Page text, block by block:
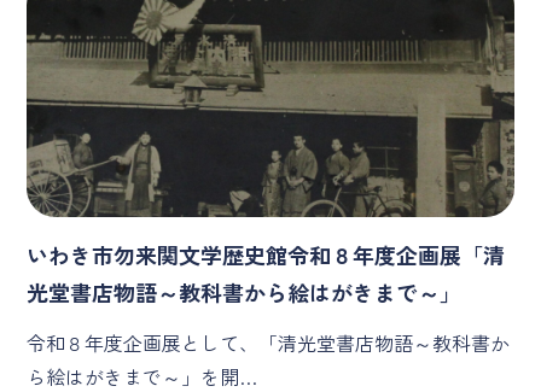
いわき市勿来関文学歴史館令和８年度企画展「清
光堂書店物語～教科書から絵はがきまで～」
令和８年度企画展として、「清光堂書店物語～教科書か
ら絵はがきまで～」を開…